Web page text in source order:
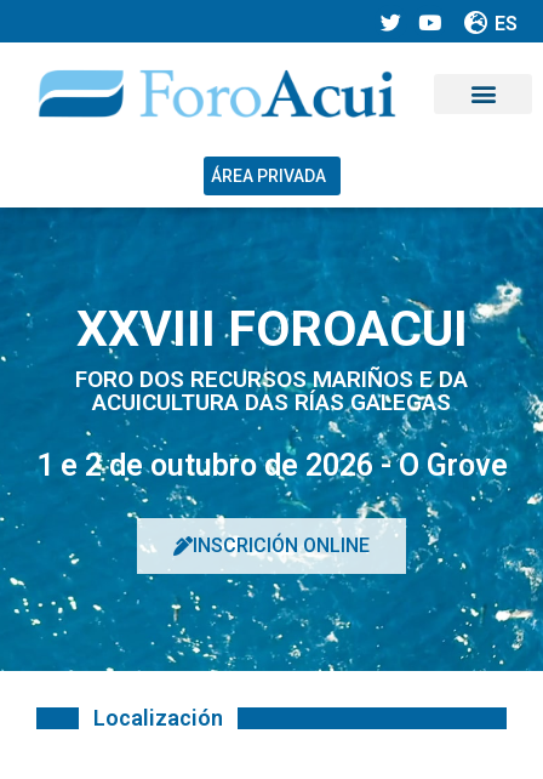
ES
ÁREA PRIVADA
XXVIII FOROACUI
FORO DOS RECURSOS MARIÑOS E DA
ACUICULTURA DAS RÍAS GALEGAS
1 e 2 de outubro de 2026 - O Grove
INSCRICIÓN ONLINE
Localización